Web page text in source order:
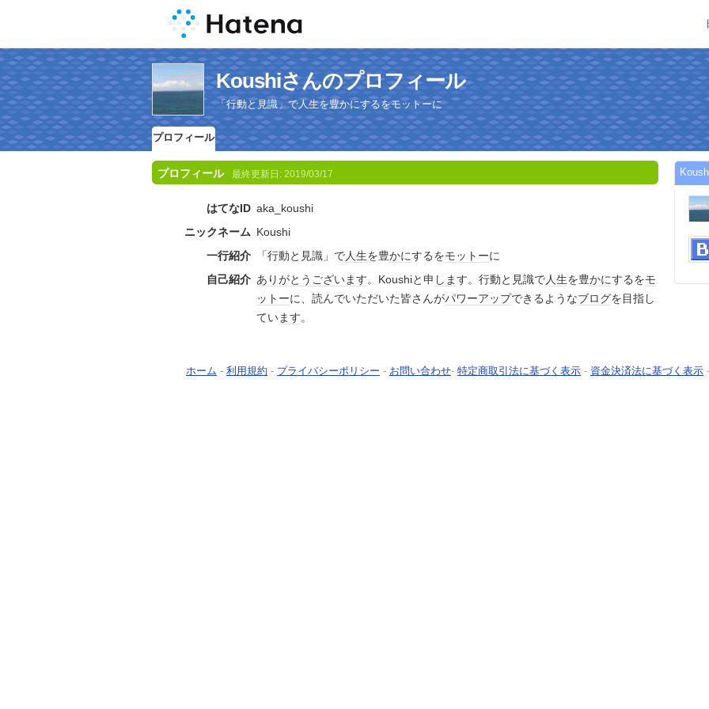
Koushiさんのプロフィール
「行動と見識」で人生を豊かにするをモットーに
プロフィール
プロフィール 最終更新日: 2019/03/17
はてなID aka_koushi
ニックネーム Koushi
一行紹介
「行動と見識」で人生を豊かにするをモットーに
自己紹介 ありがとうございます。Koushiと申 します。行動と見識で人生を豊かにするをモ
ットーに、読んでいただいた皆さんがパワーアップできるようなブログを目指し
ています。
ホーム - 利用規約 - プライバシーポリシー - お問い合わせ- 特定商取引法に基づく表示 - 資金決済法に基づく表示 -